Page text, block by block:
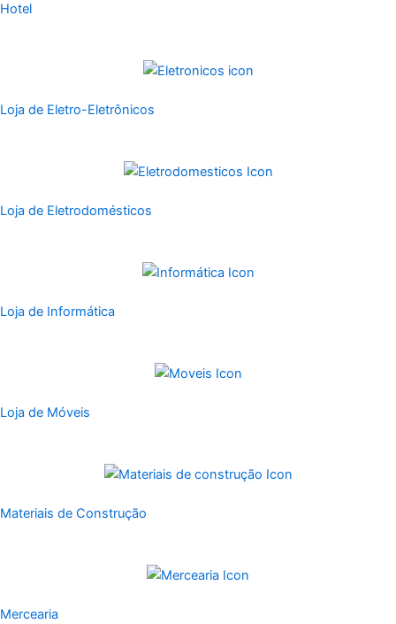
Hotel
Loja de Eletro-Eletrônicos
Loja de Eletrodomésticos
Loja de Informática
Loja de Móveis
Materiais de Construção
Mercearia